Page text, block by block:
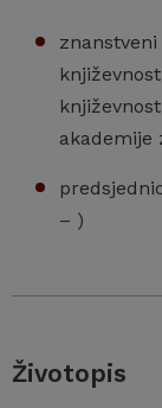
akademije
– )
Životopis